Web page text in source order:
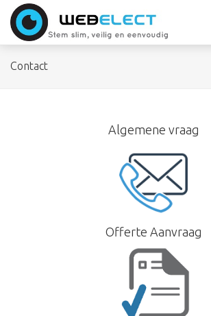
Contact
Algemene vraag
Offerte Aanvraag